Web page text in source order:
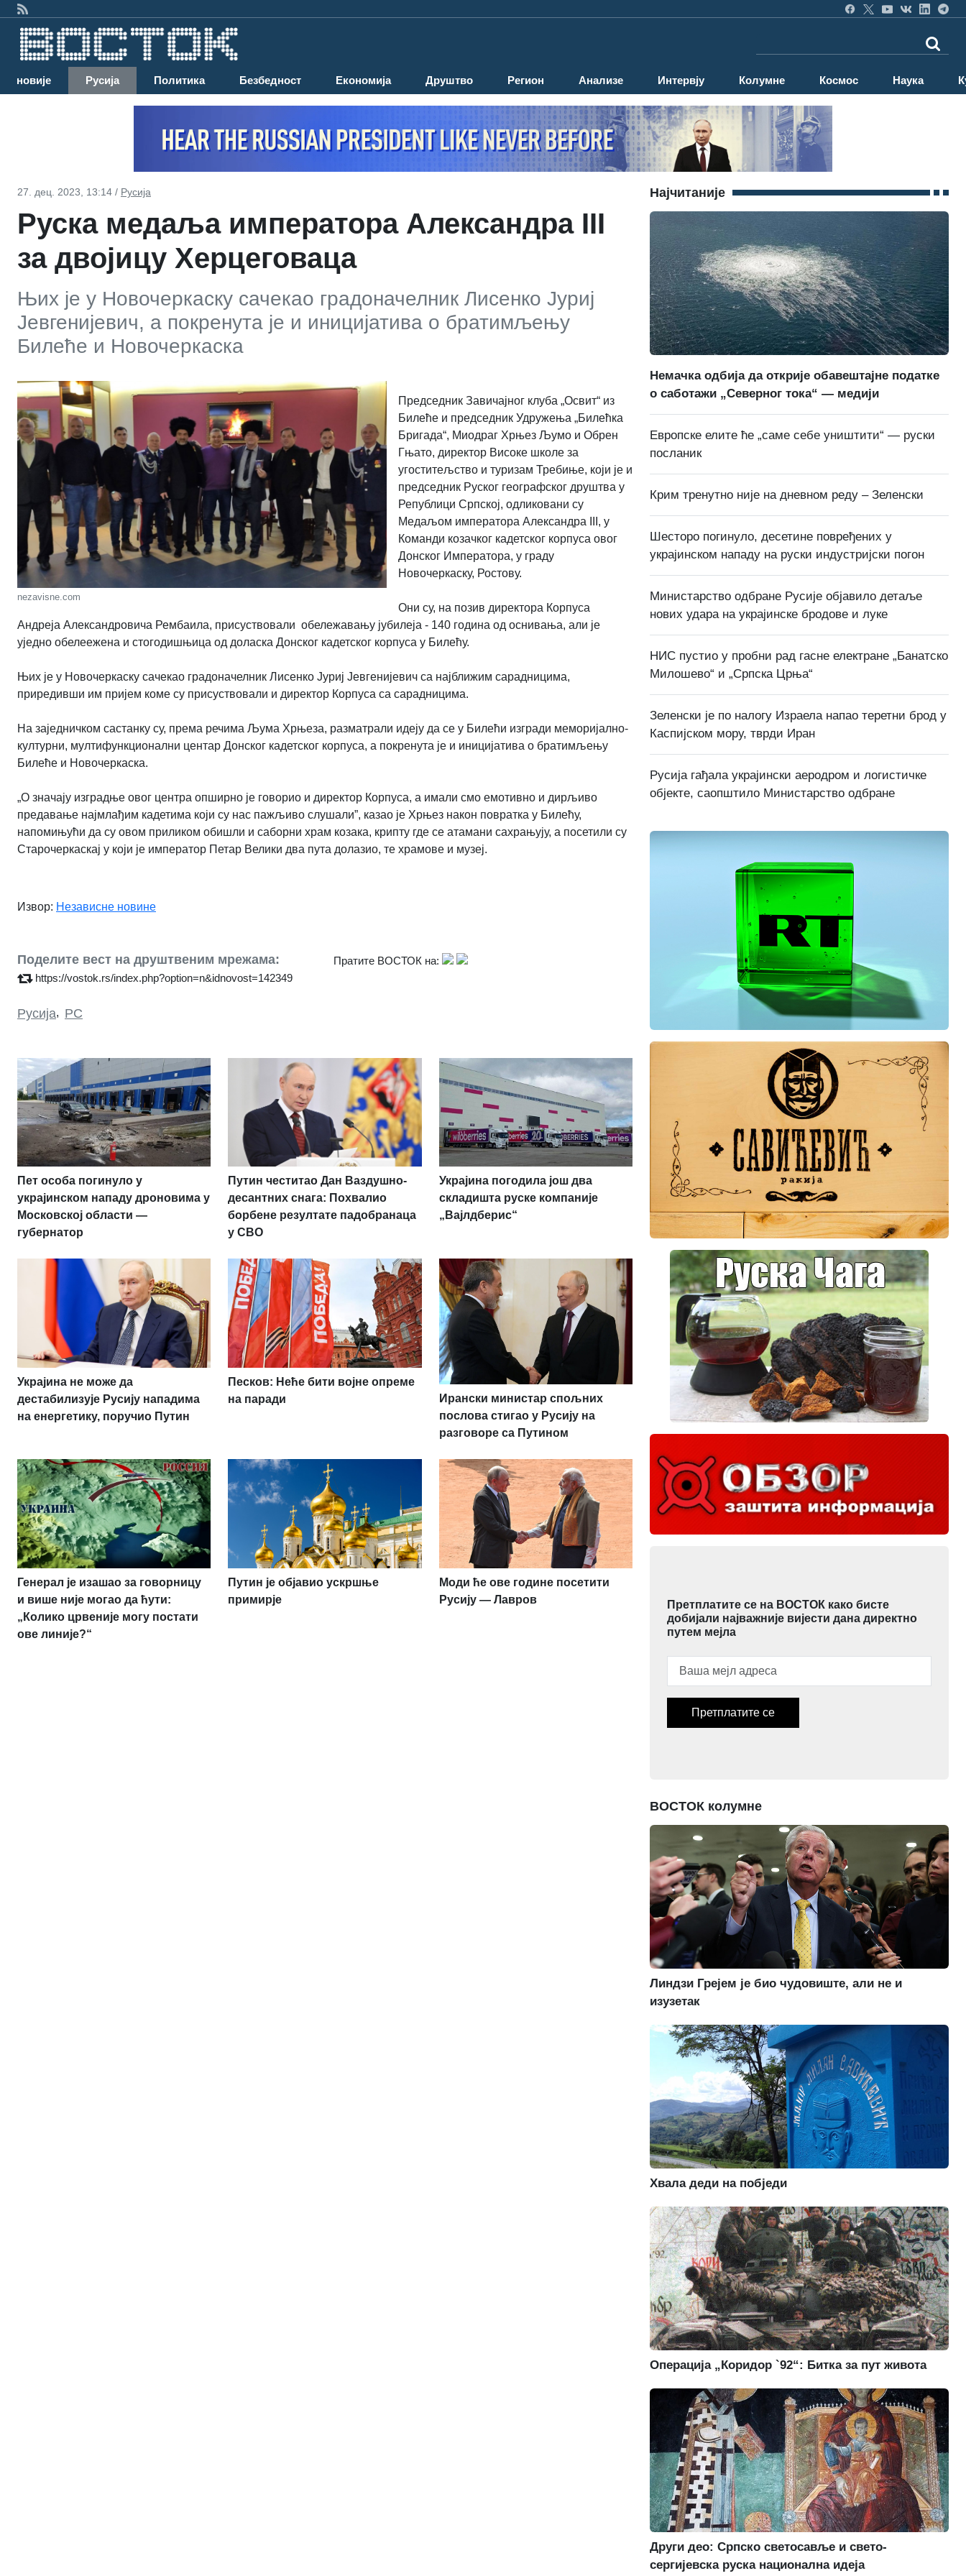
Најновије Русија Политика Безбедност Економија Друштво Регион Анализе Интервју Колумне Космос Наука
27. дец. 2023, 13:14 / Русија
Руска медаља императора Александра III
за двојицу Херцеговаца
Њих је у Новочеркаску сачекао градоначелник Лисенко Јуриј
Јевгенијевич, а покренута је и иницијатива о братимљењу
Билеће и Новочеркаска
nezavisne.com
Председник Завичајног клуба „Освит“ из
Билеће и председник Удружења „Билећка
Бригада“, Миодраг Хрњез Љумо и Обрен
Гњато, директор Високе школе за
угоститељство и туризам Требиње, који је и
председник Руског географског друштва у
Републици Српској, одликовани су
Медаљом императора Александра III, у
Команди козачког кадетског корпуса овог
Донског Императора, у граду
Новочеркаску, Ростову.
Они су, на позив директора Корпуса
Андреја Александровича Рембаила, присуствовали обележавању јубилеја - 140 година од оснивања, али је
уједно обелеежена и стогодишњица од доласка Донског кадетског корпуса у Билећу.
Њих је у Новочеркаску сачекао градоначелник Лисенко Јуриј Јевгенијевич са најближим сарадницима,
приредивши им пријем коме су присуствовали и директор Корпуса са сарадницима.
На заједничком састанку су, према речима Љума Хрњеза, разматрали идеју да се у Билећи изгради меморијално-
културни, мултифункционални центар Донског кадетског корпуса, а покренута је и иницијатива о братимљењу
Билеће и Новочеркаска.
„О значају изградње овог центра опширно је говорио и директор Корпуса, а имали смо емотивно и дирљиво
предавање најмлађим кадетима који су нас пажљиво слушали”, казао је Хрњез након повратка у Билећу,
напомињући да су овом приликом обишли и саборни храм козака, крипту где се атамани сахрањују, а посетили су
Старочеркаскај у који је император Петар Велики два пута долазио, те храмове и музеј.
Извор: Независне новине
Поделите вест на друштвеним мрежама:
https://vostok.rs/index.php?option=n&idnovost=142349
Пратите ВОСТОК на:
Русија, РС
Пет особа погинуло у
украјинском нападу дроновима у
Московској области —
губернатор
Путин честитао Дан Ваздушно-
десантних снага: Похвалио
борбене резултате падобранаца
у СВО
Украјина погодила још два
складишта руске компаније
„Вајлдберис“
Украјина не може да
дестабилизује Русију нападима
на енергетику, поручио Путин
Песков: Неће бити војне опреме
на паради
Ирански министар спољних
послова стигао у Русију на
разговоре са Путином
Генерал је изашао за говорницу
и више није могао да ћути:
„Колико црвеније могу постати
ове линије?“
Путин је објавио ускршње
примирје
Моди ће ове године посетити
Русију — Лавров
Најчитаније
Немачка одбија да открије обавештајне податке
о саботажи „Северног тока“ — медији
Европске елите ће „саме себе уништити“ — руски
посланик
Крим тренутно није на дневном реду – Зеленски
Шесторо погинуло, десетине повређених у
украјинском нападу на руски индустријски погон
Министарство одбране Русије објавило детаље
нових удара на украјинске бродове и луке
НИС пустио у пробни рад гасне електране „Банатско
Милошево“ и „Српска Црња“
Зеленски је по налогу Израела напао теретни брод у
Каспијском мору, тврди Иран
Русија гађала украјински аеродром и логистичке
објекте, саопштило Министарство одбране
Претплатите се на ВОСТОК како бисте
добијали најважније вијести дана директно
путем мејла
Претплатите се
ВОСТОК колумне
Линдзи Грејем је био чудовиште, али не и
изузетак
Хвала деди на побједи
Операција „Коридор `92“: Битка за пут живота
Други део: Српско светосавље и свето-
сергијевска руска национална идеја